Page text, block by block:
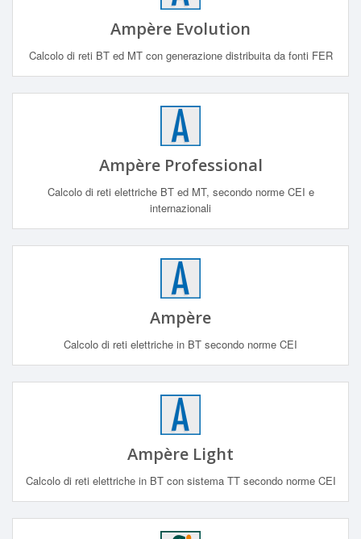
Ampère Evolution
Calcolo di reti BT ed MT con generazione distribuita da fonti FER
Ampère Professional
Calcolo di reti elettriche BT ed MT, secondo norme CEI e
internazionali
Ampère
Calcolo di reti elettriche in BT secondo norme CEI
Ampère Light
Calcolo di reti elettriche in BT con sistema TT secondo norme CEI